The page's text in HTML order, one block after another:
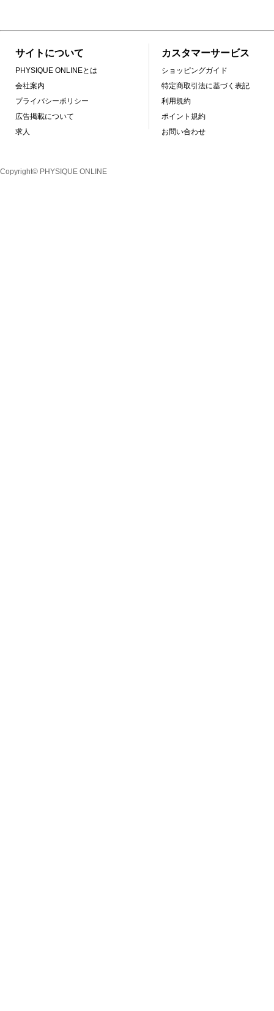
サイトについて
PHYSIQUE ONLINEとは
会社案内
プライバシーポリシー
広告掲載について
求人
カスタマーサービス
ショッピングガイド
特定商取引法に基づく表記
利用規約
ポイント規約
お問い合わせ
Copyright© PHYSIQUE ONLINE